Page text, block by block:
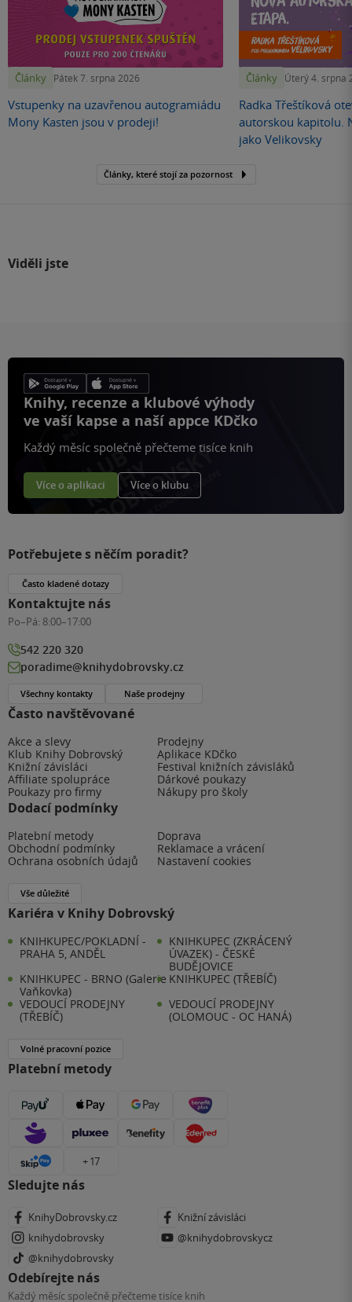
Články Pátek 7. srpna 2026
Vstupenky na uzavřenou autogramiádu
Mony Kasten jsou v prodeji!
Články Úterý 4. srpna
Radka Třeštíková
autorskou kapitolu.
jako Velikovsky
Články, které stojí za pozornost
Viděli jste
Knihy, recenze a klubové výhody
ve vaší kapse a naší appce KDčko
Každý měsíc společně přečteme tisíce knih
Více o aplikaci Více o klubu
Často navštěvované
Akce a slevy
Prodejny
Klub Knihy Dobrovský
Aplikace KDčko
Knižní závisláci
Festival knižních závisláků
Affiliate spolupráce
Dárkové poukazy
Poukazy pro firmy
Nákupy pro školy
Dodací podmínky
Platební metody
Doprava
Obchodní podmínky
Reklamace a vrácení
Ochrana osobních údajů
Nastavení cookies
Vše důležité
Kariéra v Knihy Dobrovský
KNIHKUPEC/POKLADNÍ -
PRAHA 5, ANDĚL
KNIHKUPEC (ZKRÁCENÝ
ÚVAZEK) - ČESKÉ
BUDĚJOVICE
KNIHKUPEC - BRNO (Galerie
Vaňkovka)
KNIHKUPEC (TŘEBÍČ)
VEDOUCÍ PRODEJNY
(TŘEBÍČ)
VEDOUCÍ PRODEJNY
(OLOMOUC - OC HANÁ)
Volné pracovní pozice
Platební metody
+ 17
Sledujte nás
KnihyDobrovsky.cz
Knižní závisláci
knihydobrovsky
@knihydobrovskycz
@knihydobrovsky
Odebírejte nás
Každý měsíc společně přečteme tisíce knih
Potřebujete s něčím poradit?
Často kladené dotazy
Kontaktujte nás
Po–Pá: 8:00–17:00
542 220 320
poradime@knihydobrovsky.cz
Všechny kontakty Naše prodejny